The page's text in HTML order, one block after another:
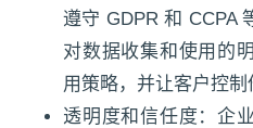
遵守 GDPR 和 CCPA
对数据收集和使用的
用策略，并让客户控制
透明度和信任度：企